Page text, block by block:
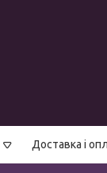
Доставка і